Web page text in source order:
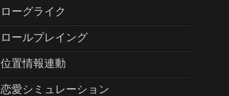
ローグライク
ロールプレイング
位置情報連動
恋愛シミュレーション